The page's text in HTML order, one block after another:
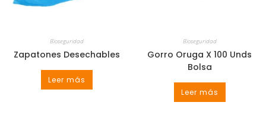
Bioseguridad
Zapatones Desechables
Leer más
Bioseguridad
Gorro Oruga X 100 Unds
Bolsa
Leer más